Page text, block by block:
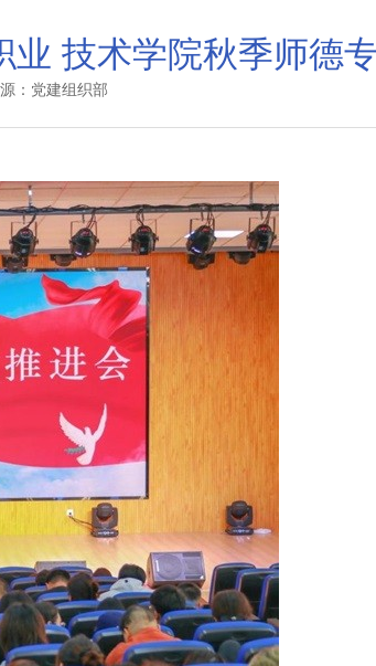
技术学院秋季师德
：党建组织部